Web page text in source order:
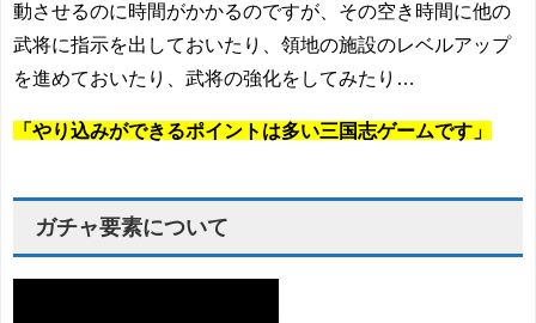
動させるのに時間がかかるのですが、その空き時間に他の
武将に指示を出しておいたり、領地の施設のレベルアップ
を進めておいたり、武将の強化をしてみたり…
「やり込みができるポイントは多い三国志ゲームです」
ガチャ要素について